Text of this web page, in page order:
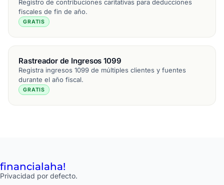
Registro de contribuciones caritativas para deducciones
fiscales de fin de año.
GRATIS
Rastreador de Ingresos 1099
Registra ingresos 1099 de múltiples clientes y fuentes
durante el año fiscal.
GRATIS
financialaha!
Privacidad por defecto.